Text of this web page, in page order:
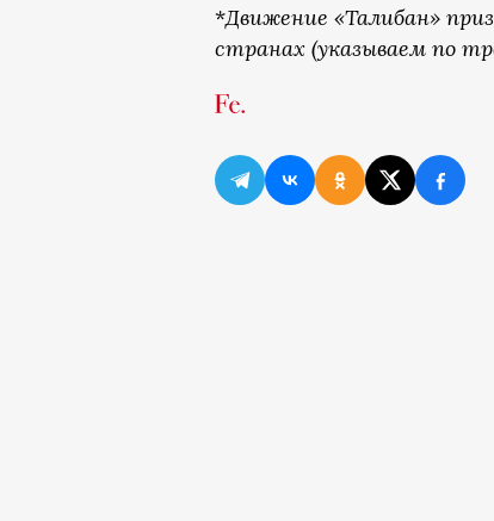
*Движение «Талибан»
странах (указываем по